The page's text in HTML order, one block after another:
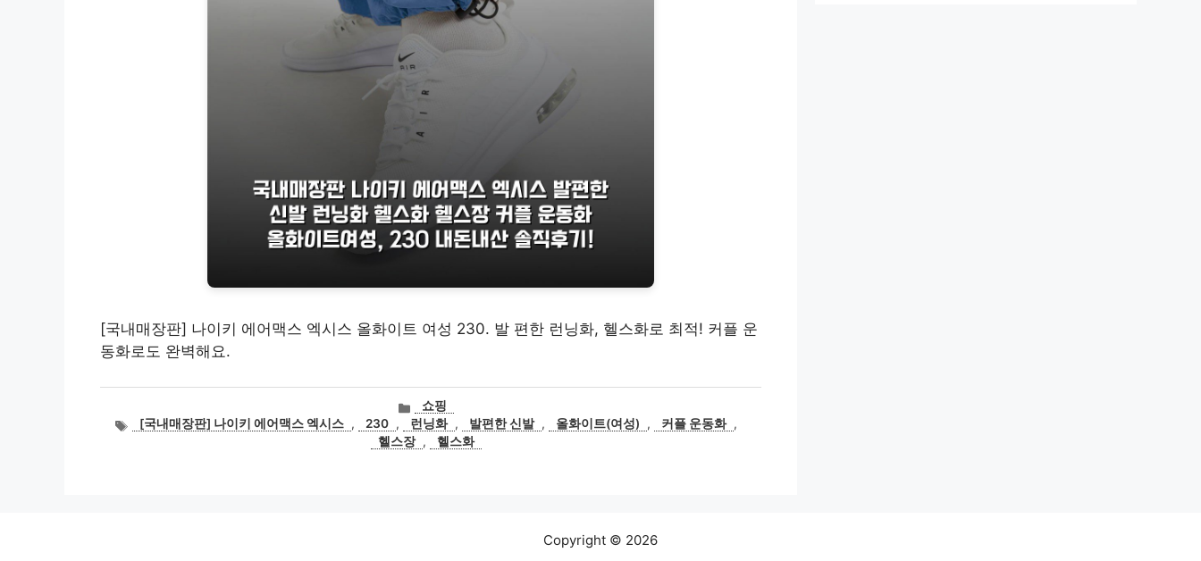
[국내매장판] 나이키 에어맥스 엑시스 올화이트 여성 230. 발 편한 런닝화, 헬스화로 최적! 커플 운
동화로도 완벽해요.
카
테
고
쇼핑
태[국내매장판] 나이키 에어맥스 엑시스 , 230 , 런닝화 , 발편한 신발 , 올화이트(여성) , 커플 운동화 ,
헬스장 , 헬스화
Copyright © 2026